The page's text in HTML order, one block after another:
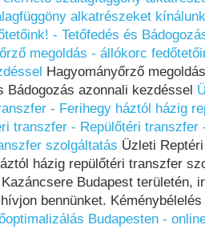
alkatrészeket
- Tetőfedés és
megoldás - állókorc
Hagyományőrző
Bádogozás azonnali kezdéssel
- Ferihegy háztól házig
transzfer - Repülőtéri transzfer
szolgáltatás Üzleti
házig repülőtéri transzfer
Kazáncsere Budapest területén,
bennünket.
Budapesten -